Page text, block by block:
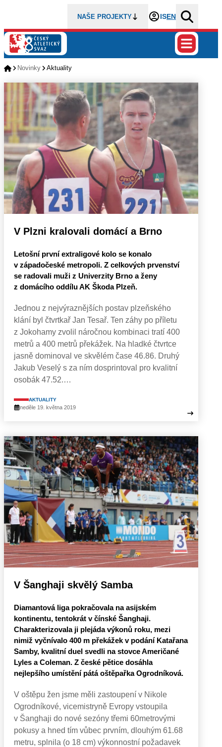
NAŠE PROJEKTY ISEN
Novinky Aktuality
V Plzni kralovali domácí a Brno
Letošní první extraligové kolo se konalo
v západočeské metropoli. Z celkových prvenství
se radovali muži z Univerzity Brno a ženy
z domácího oddílu AK Škoda Plzeň.
Jednou z nejvýraznějších postav plzeňského
klání byl čtvrtkař Jan Tesař. Ten záhy po příletu
z Jokohamy zvolil náročnou kombinaci tratí 400
metrů a 400 metrů překážek. Na hladké čtvrtce
jasně dominoval ve skvělém čase 46.86. Druhý
Jakub Veselý s za ním dosprintoval pro kvalitní
osobák 47.52.…
AKTUALITY
neděle 19. května 2019
V Šanghaji skvělý Samba
Diamantová liga pokračovala na asijském
kontinentu, tentokrát v čínské Šanghaji.
Charakterizovala ji plejáda výkonů roku, mezi
nimiž vyčnívalo 400 m překážek v podání Katařana
Samby, kvalitní duel svedli na stovce Američané
Lyles a Coleman. Z české pětice dosáhla
nejlepšího umístění pátá oštěpařka Ogrodníková.
V oštěpu žen jsme měli zastoupení v Nikole
Ogrodníkové, vicemistryně Evropy vstoupila
v Šanghaji do nové sezóny třemi 60metrovými
pokusy a hned tím vůbec prvním, dlouhým 61.68
metru, splnila (o 18 cm) výkonnostní požadavek